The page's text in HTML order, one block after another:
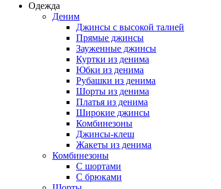
Одежда
Деним
Джинсы с высокой талией
Прямые джинсы
Зауженные джинсы
Куртки из денима
Юбки из денима
Рубашки из денима
Шорты из денима
Платья из денима
Широкие джинсы
Комбинезоны
Джинсы-клеш
Жакеты из денима
Комбинезоны
С шортами
С брюками